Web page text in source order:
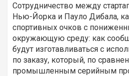
Сотрудничество между
Нью-Йорка и Пауло Дибала,
спортивных очков с
окружающую среду: как
будут изготавливаться с
по заказу, который, по
промышленным серийным